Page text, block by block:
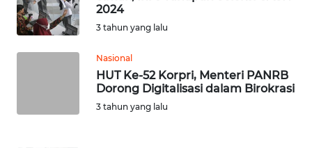
2024
3 tahun yang lalu
Nasional
HUT Ke-52 Korpri, Menteri PANRB
Dorong Digitalisasi dalam Birokrasi
3 tahun yang lalu
BOGOR